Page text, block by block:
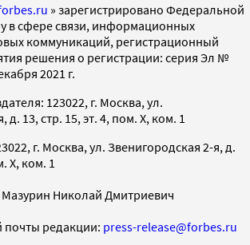
» зарегистрировано Федеральной
в сфере связи, информационных
коммуникаций, регистрационный
решения о регистрации: серия Эл №
2021 г.
123022, г. Москва, ул.
д. 13, стр. 15, эт. 4, пом. X, ком. 1
г. Москва, ул. Звенигородская 2-я, д.
X, ком. 1
Николай Дмитриевич
почты редакции: press-release@forbes.ru